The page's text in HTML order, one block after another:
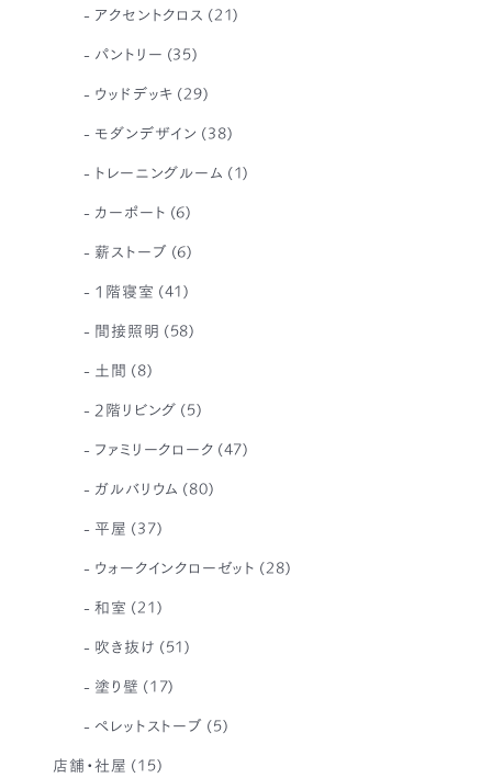
アクセントクロス (21)
パントリー (35)
ウッドデッキ (29)
モダンデザイン (38)
トレーニングルーム (1)
カーポート (6)
薪ストーブ (6)
1階寝室 (41)
間接照明 (58)
土間 (8)
2階リビング (5)
ファミリークローク (47)
ガルバリウム (80)
平屋 (37)
ウォークインクローゼット (28)
和室 (21)
吹き抜け (51)
塗り壁 (17)
ペレットストーブ (5)
店舗・社屋 (15)